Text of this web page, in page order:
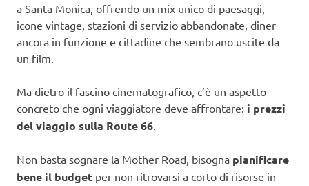
a Santa Monica, offrendo un mix unico di paesaggi,
icone vintage, stazioni di servizio abbandonate, diner
ancora in funzione e cittadine che sembrano uscite da
un film.
Ma dietro il fascino cinematografico, c’è un aspetto
concreto che ogni viaggiatore deve affrontare: i prezzi
del viaggio sulla Route 66.
Non basta sognare la Mother Road, bisogna pianificare
bene il budget per non ritrovarsi a corto di risorse in